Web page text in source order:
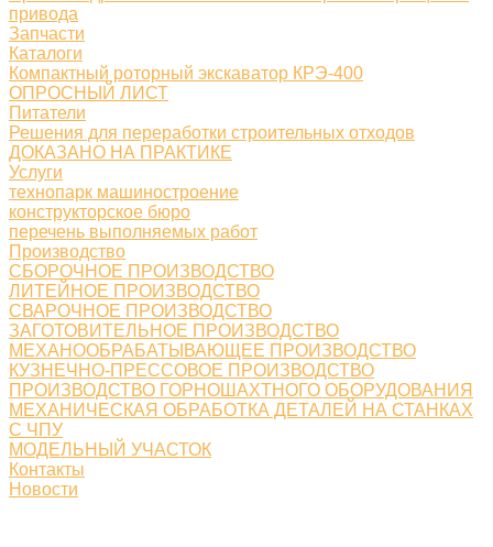
привода
Запчасти
Каталоги
Компактный роторный экскаватор КРЭ-400
ОПРОСНЫЙ ЛИСТ
Питатели
Решения для переработки строительных отходов
ДОКАЗАНО НА ПРАКТИКЕ
Услуги
технопарк машиностроение
конструкторское бюро
перечень выполняемых работ
Производство
СБОРОЧНОЕ ПРОИЗВОДСТВО
ЛИТЕЙНОЕ ПРОИЗВОДСТВО
СВАРОЧНОЕ ПРОИЗВОДСТВО
ЗАГОТОВИТЕЛЬНОЕ ПРОИЗВОДСТВО
МЕХАНООБРАБАТЫВАЮЩЕЕ ПРОИЗВОДСТВО
КУЗНЕЧНО-ПРЕССОВОЕ ПРОИЗВОДСТВО
ПРОИЗВОДСТВО ГОРНОШАХТНОГО ОБОРУДОВАНИЯ
МЕХАНИЧЕСКАЯ ОБРАБОТКА ДЕТАЛЕЙ НА СТАНКАХ
С ЧПУ
МОДЕЛЬНЫЙ УЧАСТОК
Контакты
Новости